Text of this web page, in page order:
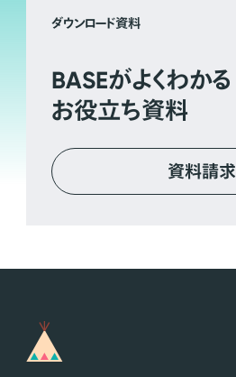
ダウンロード資料
BASEがよくわかる
お役立ち資料
資料請求